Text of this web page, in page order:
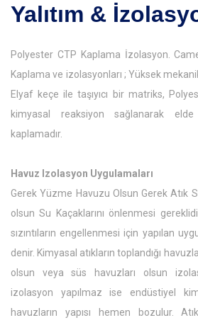
Yalıtım &
Polyester CTP Kaplama İzolasyon.
Kaplama ve izolasyonları ; Yüksek
Elyaf keçe ile taşıyıcı bir matriks,
kimyasal reaksiyon sağlanarak
kaplamadır.
Havuz Izolasyon Uygulamaları
Gerek Yüzme Havuzu Olsun Gerek Atık
olsun Su Kaçaklarını önlenmesi
sızıntıların engellenmesi için yapılan
denir. Kimyasal atıkların toplandığı
olsun veya süs havuzları olsun
izolasyon yapılmaz ise endüstiyel
havuzların yapısı hemen bozulur.